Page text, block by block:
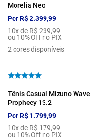
Morelia Neo
PorR$2.399,99
10x de R$ 239,99
ou 10% Off no PIX
2cores disponíveis
Tênis Casual Mizuno Wave
Prophecy 13.2
PorR$ 1.799,99
10x de R$ 179,99
ou 10% Off no PIX